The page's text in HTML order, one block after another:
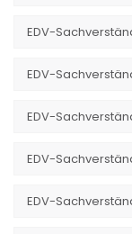
EDV-
EDV-
EDV-
EDV-
EDV-